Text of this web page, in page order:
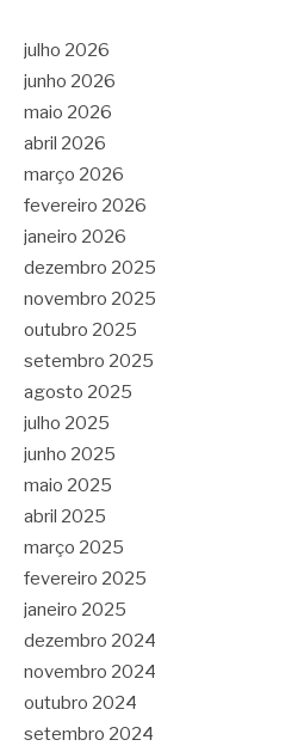
julho 2026
junho 2026
maio 2026
abril 2026
março 2026
fevereiro 2026
janeiro 2026
dezembro 2025
novembro 2025
outubro 2025
setembro 2025
agosto 2025
julho 2025
junho 2025
maio 2025
abril 2025
março 2025
fevereiro 2025
janeiro 2025
dezembro 2024
novembro 2024
outubro 2024
setembro 2024